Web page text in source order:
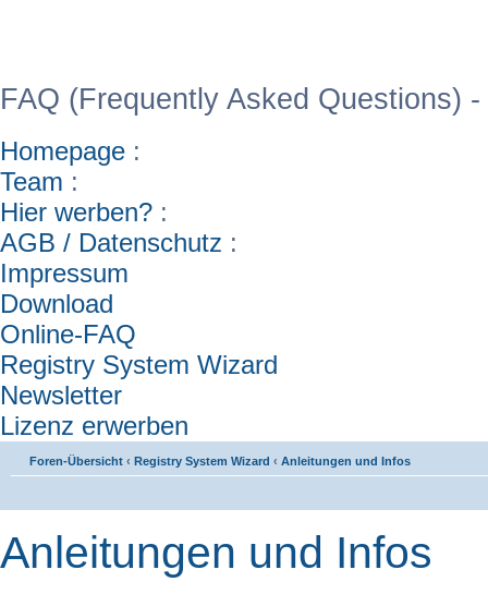
FAQ (Frequently Asked Questions)
Homepage :
Team :
Hier werben? :
AGB / Datenschutz :
Impressum
Download
Online-FAQ
Registry System Wizard
Newsletter
Lizenz erwerben
Foren-Übersicht ‹ Registry System Wizard ‹ Anleitungen und Infos
Anleitungen und Infos